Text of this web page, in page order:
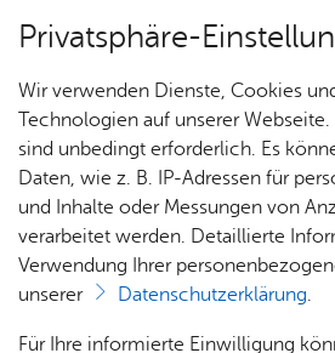
Über­sicht Bür­ger & Stadt
Rat­
Nach­
Jobs
Stadt­chro­nik
Ka­te­go­rie:
Schlag­wort:
März 1867 -
Privatsphäre-
Wir verwenden Dienste, Cookies
Technologien auf unserer
sind unbedingt erforderlich. Es
Daten, wie z. B. IP-Adressen für
und Inhalte oder Messungen von
verarbeitet werden. Detaillierte
Verwendung Ihrer
unserer
Datenschutzerklärung.
Für Ihre informierte Einwilligung